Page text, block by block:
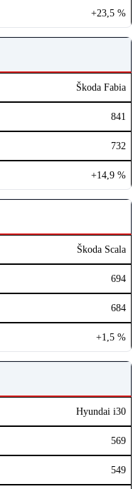
+23,5 %
Škoda Fabia
841
732
+14,9 %
Škoda Scala
694
684
+1,5 %
Hyundai i30
569
549